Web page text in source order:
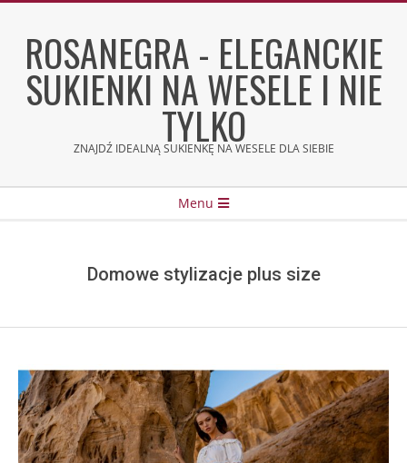
contentROSANEGRA - ELEGANCKIE
SUKIENKI NA WESELE I NIE
TYLKO
ZNAJDŹ IDEALNĄ SUKIENKĘ NA WESELE DLA SIEBIE
Menu
Domowe stylizacje plus size